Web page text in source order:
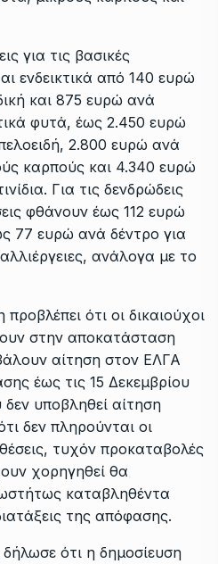
για τις βασικές
ενδεικτικά από 140 ευρώ
και 875 ευρώ ανά
φυτά, έως 2.450 ευρώ
2.800 ευρώ ανά
καρπούς και 4.340 ευρώ
Για τις δενδρώδεις
φθάνουν έως 112 ευρώ
77 ευρώ ανά δέντρο για
ανάλογα με το
ότι οι δικαιούχοι
στην αποκατάσταση
αίτηση στον ΕΛΓΑ
έως τις 15 Δεκεμβρίου
υποβληθεί αίτηση
δεν πληρούνται οι
τυχόν προκαταβολές
χορηγηθεί θα
καταβληθέντα
της απόφασης.
ότι η δημοσίευση